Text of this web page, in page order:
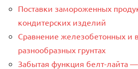
Поставки замороженных
кондитерских изделий
Сравнение железобетонных и
разнообразных грунтах
Забытая функция белт-лайта